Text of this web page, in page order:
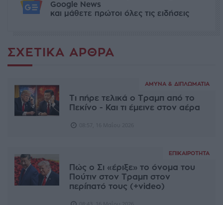
Google News
και μάθετε πρώτοι όλες τις ειδήσεις
ΣΧΕΤΙΚΆ ΆΡΘΡΑ
ΆΜΥΝΑ & ΔΙΠΛΩΜΑΤΊΑ
Τι πήρε τελικά ο Τραμπ από το
Πεκίνο - Και τι έμεινε στον αέρα
ΕΠΙΚΑΙΡΌΤΗΤΑ
Πώς ο Σι «έριξε» το όνομα του
Πούτιν στον Τραμπ στον
περίπατό τους (+video)